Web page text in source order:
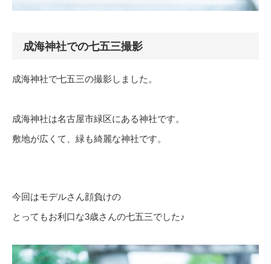
成海神社での七五三撮影
成海神社で七五三の撮影しました。
成海神社は名古屋市緑区にある神社です。
敷地が広くて、緑も綺麗な神社です。
今回はモデルさん顔負けの
とってもお利口な3歳さんの七五三でした♪